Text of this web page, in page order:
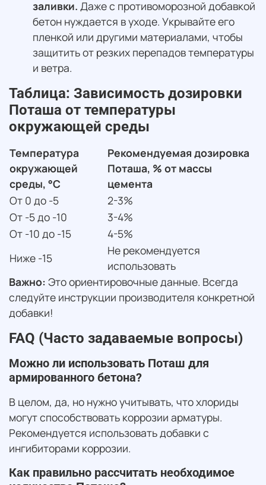
заливки. Даже с противоморозной добавкой
бетон нуждается в уходе. Укрывайте его
пленкой или другими материалами, чтобы
защитить от резких перепадов температуры
и ветра.
Таблица: Зависимость дозировки
Поташа от температуры
окружающей среды
Температура
окружающей
среды, °C
Рекомендуемая дозировка
Поташа, % от массы
цемента
От 0 до -5
2-3%
От -5 до -10
3-4%
От -10 до -15
4-5%
Ниже -15
Не рекомендуется
использовать
Важно: Это ориентировочные данные. Всегда
следуйте инструкции производителя конкретной
добавки!
FAQ (Часто задаваемые вопросы)
Можно ли использовать Поташ для
армированного бетона?
В целом, да, но нужно учитывать, что хлориды
могут способствовать коррозии арматуры.
Рекомендуется использовать добавки с
ингибиторами коррозии.
Как правильно рассчитать необходимое